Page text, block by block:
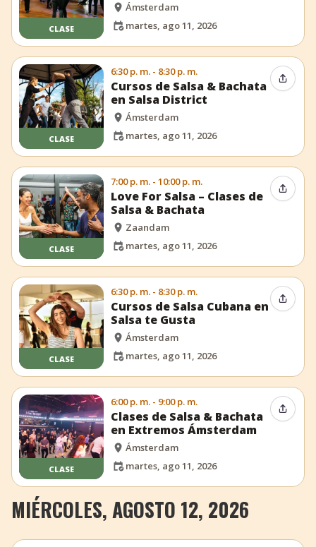
CLASE
Ámsterdam
martes, ago 11, 2026
CLASE
6:30 p. m. - 8:30 p. m.
Cursos de Salsa & Bachata
en Salsa District
Ámsterdam
martes, ago 11, 2026
CLASE
7:00 p. m. - 10:00 p. m.
Love For Salsa – Clases de
Salsa & Bachata
Zaandam
martes, ago 11, 2026
CLASE
6:30 p. m. - 8:30 p. m.
Cursos de Salsa Cubana en
Salsa te Gusta
Ámsterdam
martes, ago 11, 2026
CLASE
6:00 p. m. - 9:00 p. m.
Clases de Salsa & Bachata
en Extremos Ámsterdam
Ámsterdam
martes, ago 11, 2026
MIÉRCOLES, AGOSTO 12, 2026